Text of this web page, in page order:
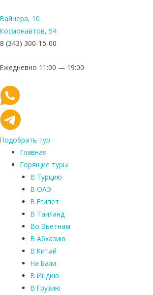
Вайнера, 10
Космонавтов, 54
8 (343) 300-15-00
Ежедневно 11:00 — 19:00
Подобрать тур
Главная
Горящие туры
В Турцию
В ОАЭ
В Египет
В Таиланд
Во Вьетнам
В Абхазию
В Китай
На Бали
В Индию
В Грузию